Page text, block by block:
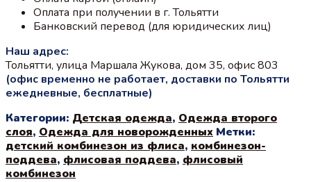
Оплата при получении в г. Тольятти
Банковский перевод (для юридических лиц)
Наш адрес:
Тольятти, улица Маршала Жукова, дом 35, офис 803
(офис временно не работает, доставки по Тольятти
ежедневные, бесплатные)
Категории: Детская одежда, Одежда второго
слоя, Одежда для новорожденных Метки:
детский комбинезон из флиса, комбинезон-
поддева, флисовая поддева, флисовый
комбинезон